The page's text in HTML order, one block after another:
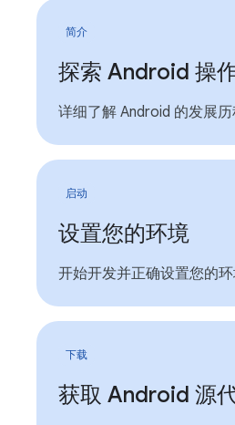
简介
探索 Android 操
详细了解 Android 的发展历
启动
设置您的环境
开始开发并正确设置您的环
下载
获取 Android 源